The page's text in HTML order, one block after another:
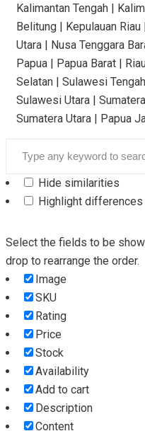
Kalimantan Tengah |
Belitung | Kepulauan
Utara | Nusa Tenggara
Papua | Papua Barat |
Selatan | Sulawesi
Sulawesi Utara |
Sumatera Utara | Papua
Hide similarities
Highlight differences
Select the fields to be
drop to rearrange the order.
Image
SKU
Rating
Price
Stock
Availability
Add to cart
Description
Content